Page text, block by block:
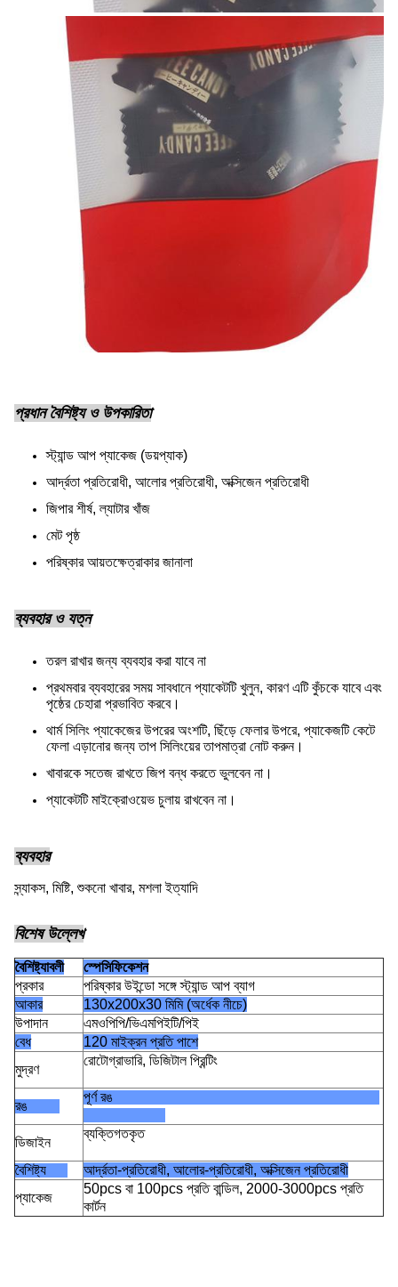
প্রধান বৈশিষ্ট্য ও উপকারিতা
স্ট্যান্ড আপ প্যাকেজ (ডয়প্যাক)
আর্দ্রতা প্রতিরোধী, আলোর প্রতিরোধী, অক্সিজেন প্রতিরোধী
জিপার শীর্ষ, ল্যাটার খাঁজ
মেট পৃষ্ঠ
পরিষ্কার আয়তক্ষেত্রাকার জানালা
ব্যবহার ও যত্ন
তরল রাখার জন্য ব্যবহার করা যাবে না
প্রথমবার ব্যবহারের সময় সাবধানে প্যাকেটটি খুলুন, কারণ এটি কুঁচকে যাবে এবং
পৃষ্ঠের চেহারা প্রভাবিত করবে।
থার্ম সিলিং প্যাকেজের উপরের অংশটি, ছিঁড়ে ফেলার উপরে, প্যাকেজটি কেটে
ফেলা এড়ানোর জন্য তাপ সিলিংয়ের তাপমাত্রা নোট করুন।
খাবারকে সতেজ রাখতে জিপ বন্ধ করতে ভুলবেন না।
প্যাকেটটি মাইক্রোওয়েভ চুলায় রাখবেন না।
ব্যবহার
স্ন্যাকস, মিষ্টি, শুকনো খাবার, মশলা ইত্যাদি
বিশেষ উল্লেখ
বৈশিষ্ট্যাবলী
স্পেসিফিকেশন
প্রকার
পরিষ্কার উইন্ডো সঙ্গে স্ট্যান্ড আপ ব্যাগ
আকার
130x200x30 মিমি (অর্ধেক নীচে)
উপাদান
এমওপিপি/ভিএমপিইটি/পিই
বেধ
120 মাইক্রন প্রতি পাশে
মুদ্রণ
রোটোগ্রাভারি, ডিজিটাল প্রিন্টিং
রঙ
পূর্ণ রঙ
ডিজাইন
ব্যক্তিগতকৃত
বৈশিষ্ট্য
আর্দ্রতা-প্রতিরোধী, আলোর-প্রতিরোধী, অক্সিজেন প্রতিরোধী
প্যাকেজ
50pcs বা 100pcs প্রতি বান্ডিল, 2000-3000pcs প্রতি
কার্টন